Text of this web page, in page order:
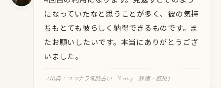
になっていたなと思うことが多く、彼の気持
ちもとても彼らしく納得できるものです。ま
たお願いしたいです。本当にありがとうござ
いました。
（出典：ココナラ電話占い - Nnatty 評価・感想）